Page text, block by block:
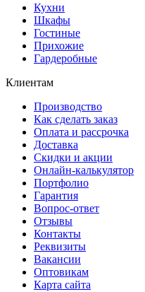
Кухни
Шкафы
Гостиные
Прихожие
Гардеробные
Клиентам
Производство
Как сделать заказ
Оплата и рассрочка
Доставка
Скидки и акции
Онлайн-калькулятор
Портфолио
Гарантия
Вопрос-ответ
Отзывы
Контакты
Реквизиты
Вакансии
Оптовикам
Карта сайта